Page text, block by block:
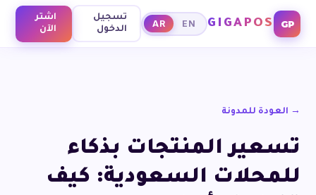
GP
GIGAPOS
EN
AR
تسجيل
الدخول
اشتر
الآن
→ العودة للمدونة
تسعير المنتجات بذكاء
للمحلات السعودية: كيف